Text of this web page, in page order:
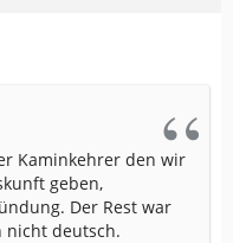
Kaminkehrer den wir
geben,
Der Rest war
nicht deutsch.